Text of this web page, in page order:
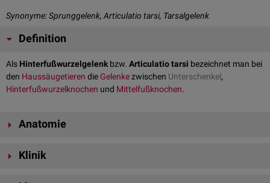
Synonyme: Sprunggelenk, Articulatio tarsi, Tarsalgelenk
Definition
Als Hinterfußwurzelgelenkbzw. Articulatio tarsi bezeichnet man bei
den Haussäugetieren die Gelenkezwischen Unterschenkel,
Hinterfußwurzelknochen und Mittelfußknochen.
Anatomie
Articulatio composita
Klinik